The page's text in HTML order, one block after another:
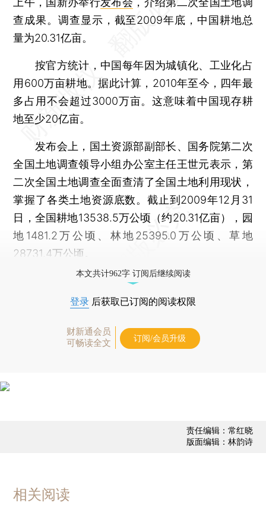
查成果。调查显示，截至2009年底，中国耕地总
量为20.31亿亩。
按官方统计，中国每年因为城镇化、工业化占
用600万亩耕地。据此计算，2010年至今，四年最
多占用不会超过3000万亩。这意味着中国现存耕
地至少20亿亩。
发布会上，国土资源部副部长、国务院第二次
全国土地调查领导小组办公室主任王世元表示，第
二次全国土地调查全面查清了全国土地利用现状，
掌握了各类土地资源底数。截止到2009年12月31
日，全国耕地13538.5万公顷（约20.31亿亩），园
地1481.2万公顷、林地25395.0万公顷、草地
28731.4万公顷。
本文共计962字 订阅后继续阅读
登录 后获取已订阅的阅读权限
财新通会员
可畅读全文
订阅/会员升级
责任编辑：常红晓
版面编辑：林韵诗
相关阅读